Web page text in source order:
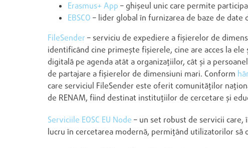
Erasmus+ App – ghișeul unic care permite
EBSCO – lider global în furnizarea de baze de
FileSender – serviciu de expediere a fișierelor de
identificând cine primește fișierele, cine are acces la
digitală pe agenda atât a organizațiilor, cât și a
de partajare a fișierelor de dimensiuni mari. Conform
care serviciul FileSender este oferit comunităților
de RENAM, fiind destinat instituțiilor de cercetare și
Serviciile EOSC EU Node – un set robust de servicii
lucru în cercetarea modernă, permițând utilizatorilor